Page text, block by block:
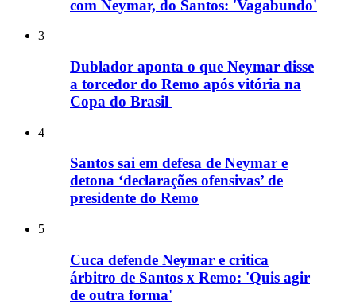
com Neymar, do Santos: 'Vagabundo'
3
Dublador aponta o que Neymar disse
a torcedor do Remo após vitória na
Copa do Brasil
4
Santos sai em defesa de Neymar e
detona ‘declarações ofensivas’ de
presidente do Remo
5
Cuca defende Neymar e critica
árbitro de Santos x Remo: 'Quis agir
de outra forma'